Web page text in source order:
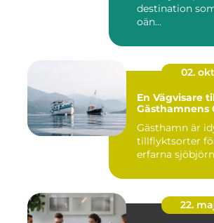
destination
oän...
02. okt
En Vägvisare
Gästhamnens
Gästhamn är
tillflyktsorter
erfarna
22.